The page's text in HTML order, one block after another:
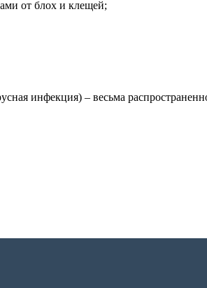
от блох и клещей;
инфекция) – весьма